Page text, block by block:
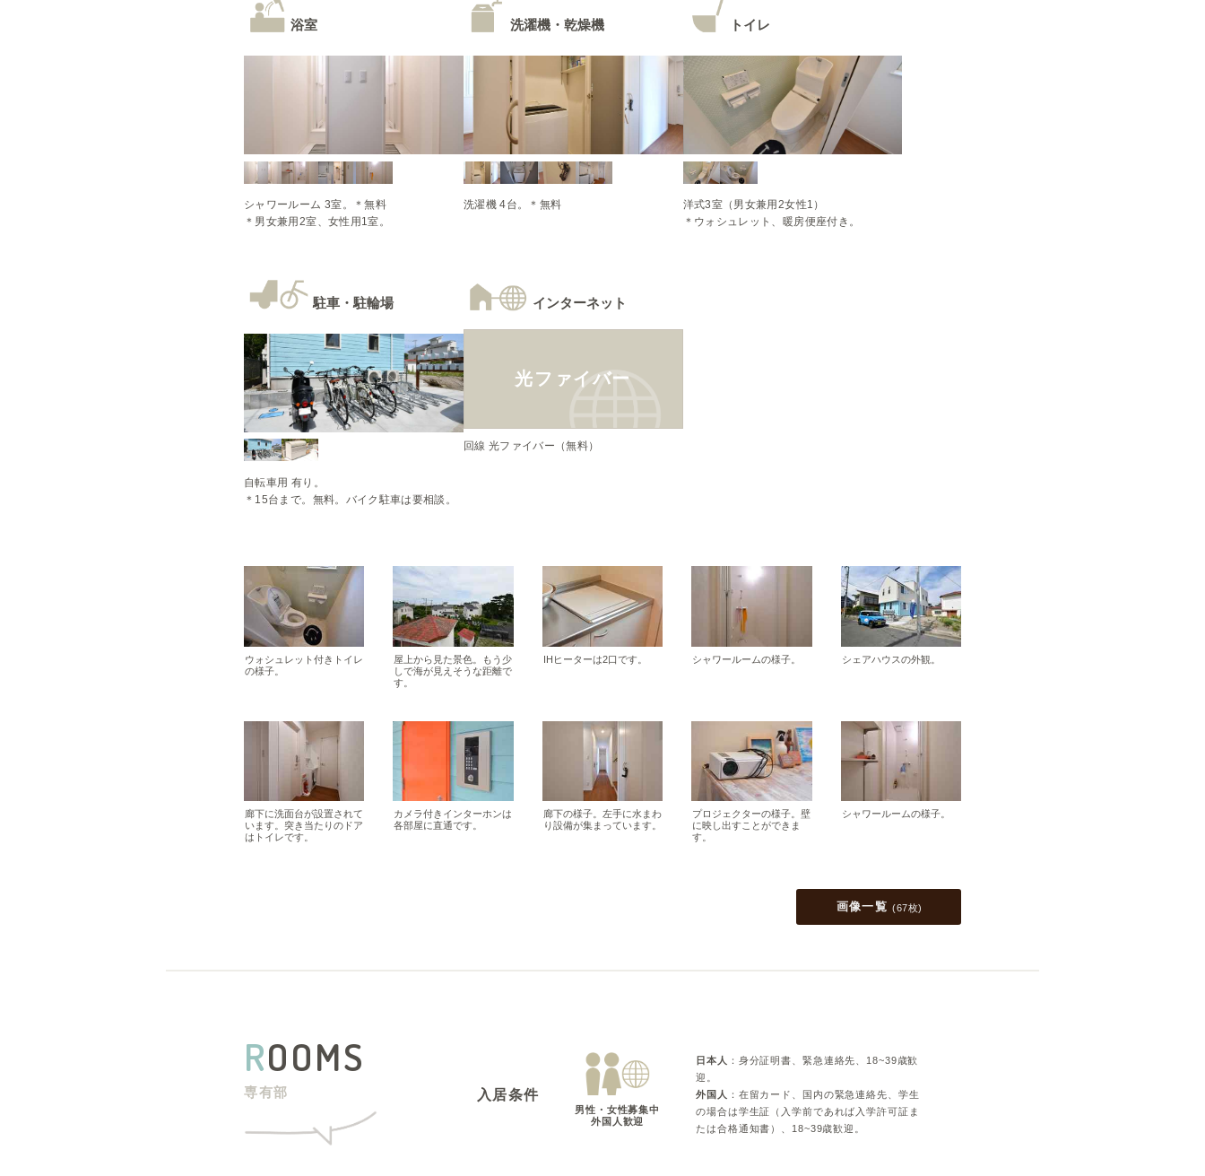
浴室
シャワールーム 3室。＊無料
＊男女兼用2室、女性用1室。
洗濯機・乾燥機 トイレ
洋式3室（男女兼用2女性1）
＊ウォシュレット、暖房便座付き。
駐車・駐輪場
自転車用 有り。
＊15台まで。無料。バイク駐車は要相談。
インターネット
光ファイバー
回線 光ファイバー（無料）
ウォシュレット付きトイレ
の様子。
屋上から見た景色。もう少
しで海が見えそうな距離で
す。
IHヒーターは2口です。 シャワールームの様子。 シェアハウスの外観。
廊下に洗面台が設置されて
います。突き当たりのドア
はトイレです。
カメラ付きインターホンは
各部屋に直通です。
廊下の様子。左手に水まわ
り設備が集まっています。
プロジェクターの様子。壁
に映し出すことができま
す。
シャワールームの様子。
画像一覧 (67枚)
ROOMS
専有部 入居条件
男性・女性募集中
外国人歓迎
日本人 ： 身分証明書、緊急連絡先、18~39歳歓
迎。
外国人
： 在留カード、国内の緊急連絡先、学生
の場合は学生証（入学前であれば入学許可証ま
たは合格通知書）、18~39歳歓迎。